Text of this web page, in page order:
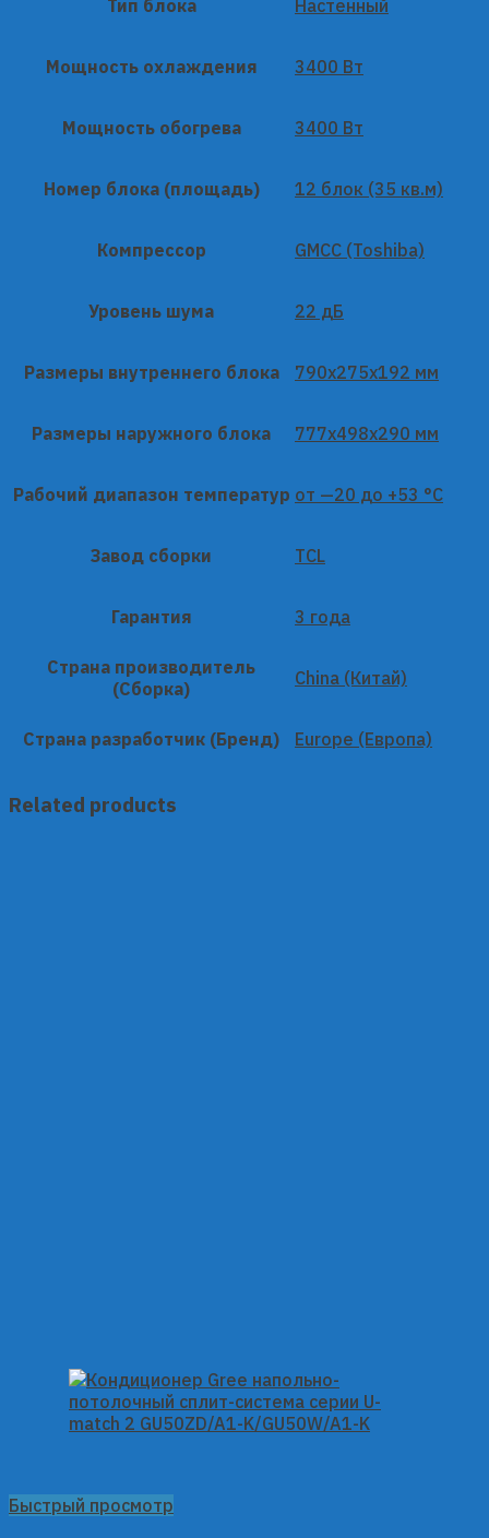
Тип блока Настенный
Мощность охлаждения 3400 Вт
Мощность обогрева 3400 Вт
Номер блока (площадь) 12 блок (35 кв.м)
Компрессор GMCC (Toshiba)
Уровень шума 22 дБ
Размеры внутреннего блока 790x275x192 мм
Размеры наружного блока 777x498x290 мм
Рабочий диапазон температур от —20 до +53 °C
Завод сборки TCL
Гарантия 3 года
Страна производитель
(Сборка)
China (Китай)
Страна разработчик (Бренд) Europe (Европа)
Related products
Быстрый просмотр